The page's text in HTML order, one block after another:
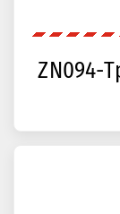
ZN094-